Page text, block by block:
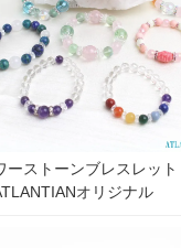
ーストーンブレスレット
オリジナル